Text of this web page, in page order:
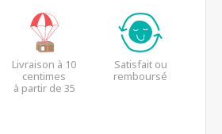
Livraison à 10
centimes
à partir de 35
Satisfait ou
remboursé